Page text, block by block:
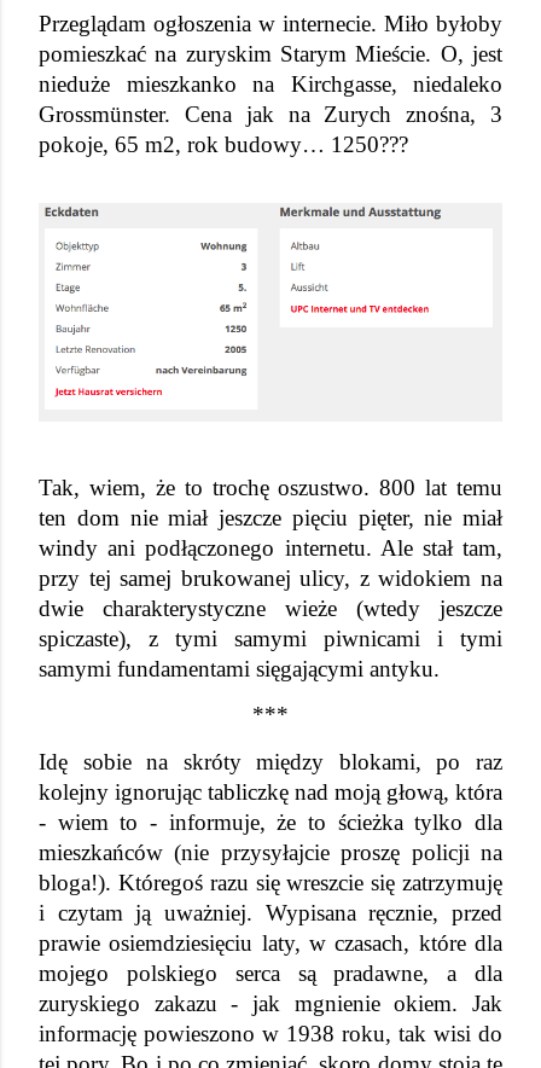
Przeglądam ogłoszenia w internecie. Miło byłoby
pomieszkać na zuryskim Starym Mieście. O, jest
nieduże mieszkanko na Kirchgasse, niedaleko
Grossmünster. Cena jak na Zurych znośna, 3
pokoje, 65 m2, rok budowy… 1250???
Tak, wiem, że to trochę oszustwo. 800 lat temu
ten dom nie miał jeszcze pięciu pięter, nie miał
windy ani podłączonego internetu. Ale stał tam,
przy tej samej brukowanej ulicy, z widokiem na
dwie charakterystyczne wieże (wtedy jeszcze
spiczaste), z tymi samymi piwnicami i tymi
samymi fundamentami sięgającymi antyku.
***
Idę sobie na skróty między blokami, po raz
kolejny ignorując tabliczkę nad moją głową, która
- wiem to - informuje, że to ścieżka tylko dla
mieszkańców (nie przysyłajcie proszę policji na
bloga!). Któregoś razu się wreszcie się zatrzymuję
i czytam ją uważniej. Wypisana ręcznie, przed
prawie osiemdziesięciu laty, w czasach, które dla
mojego polskiego serca są pradawne, a dla
zuryskiego zakazu - jak mgnienie okiem. Jak
informację powieszono w 1938 roku, tak wisi do